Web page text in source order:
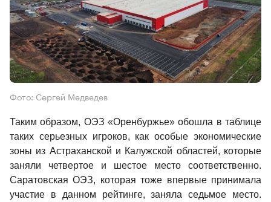
Фото: Сергей Медведев
Таким образом, ОЭЗ «Оренбуржье» обошла в таблице
таких серьезных игроков, как особые экономические
зоны из Астраханской и Калужской областей, которые
заняли четвертое и шестое место соответственно.
Саратовская ОЭЗ, которая тоже впервые принимала
участие в данном рейтинге, заняла седьмое место.